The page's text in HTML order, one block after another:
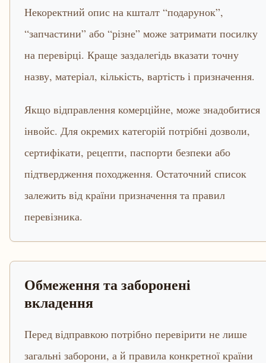
Некоректний опис на кшталт “подарунок”,
“запчастини” або “різне” може затримати посилку
на перевірці. Краще заздалегідь вказати точну
назву, матеріал, кількість, вартість і призначення.
Якщо відправлення комерційне, може знадобитися
інвойс. Для окремих категорій потрібні дозволи,
сертифікати, рецепти, паспорти безпеки або
підтвердження походження. Остаточний список
залежить від країни призначення та правил
перевізника.
Обмеження та заборонені
вкладення
Перед відправкою потрібно перевірити не лише
загальні заборони, а й правила конкретної країни